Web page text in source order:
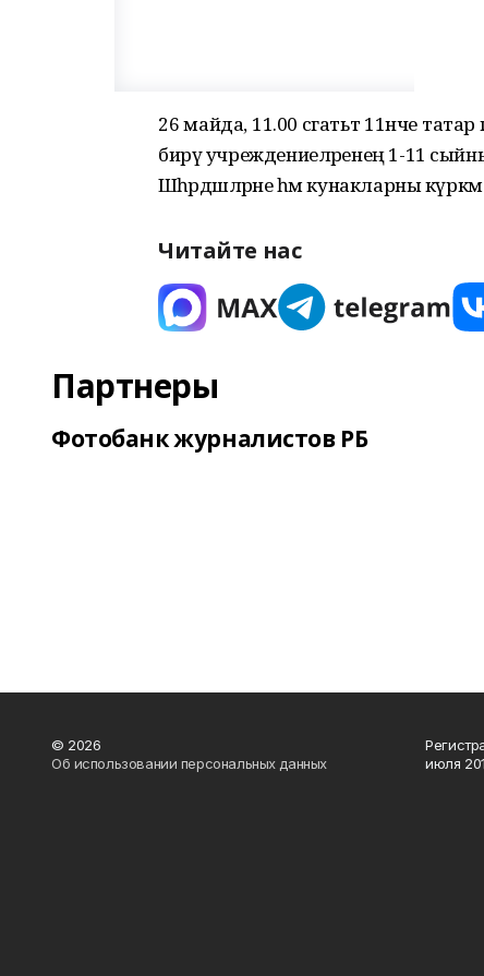
26 майда, 11.00 сәгатьтә 11нче
бирү учреждениеләренең 1-11
Шәһәрдәшләрне һәм кунакларны
Читайте нас
Партнеры
Фотобанк журналистов РБ
© 2026
Об использовании персональных данных
июля